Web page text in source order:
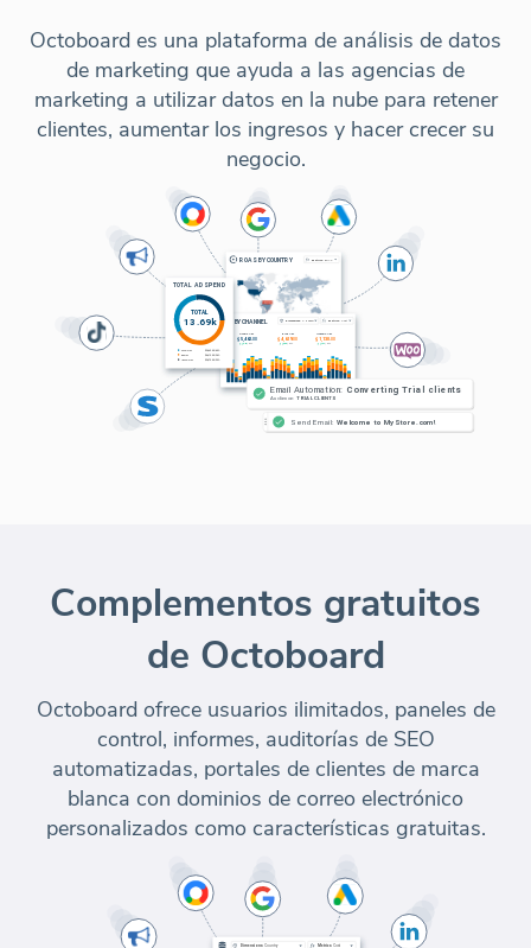
Octoboard es una plataforma de análisis de datos
de marketing que ayuda a las agencias de
marketing a utilizar datos en la nube para retener
clientes, aumentar los ingresos y hacer crecer su
negocio.
Complementos gratuitos
de Octoboard
Octoboard ofrece usuarios ilimitados, paneles de
control, informes, auditorías de SEO
automatizadas, portales de clientes de marca
blanca con dominios de correo electrónico
personalizados como características gratuitas.